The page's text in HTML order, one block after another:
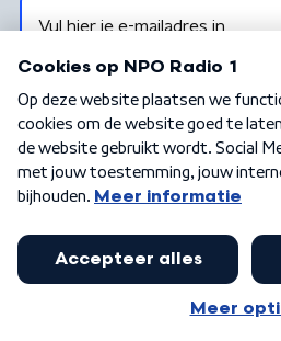
Algemene voorwaarden